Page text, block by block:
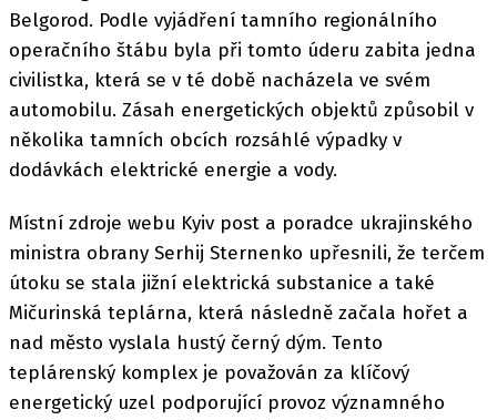
Belgorod. Podle vyjádření tamního regionálního
operačního štábu byla při tomto úderu zabita jedna
civilistka, která se v té době nacházela ve svém
automobilu. Zásah energetických objektů způsobil v
několika tamních obcích rozsáhlé výpadky v
dodávkách elektrické energie a vody.
Místní zdroje webu Kyiv post a poradce ukrajinského
ministra obrany Serhij Sternenko upřesnili, že terčem
útoku se stala jižní elektrická substanice a také
Mičurinská teplárna, která následně začala hořet a
nad město vyslala hustý černý dým. Tento
teplárenský komplex je považován za klíčový
energetický uzel podporující provoz významného